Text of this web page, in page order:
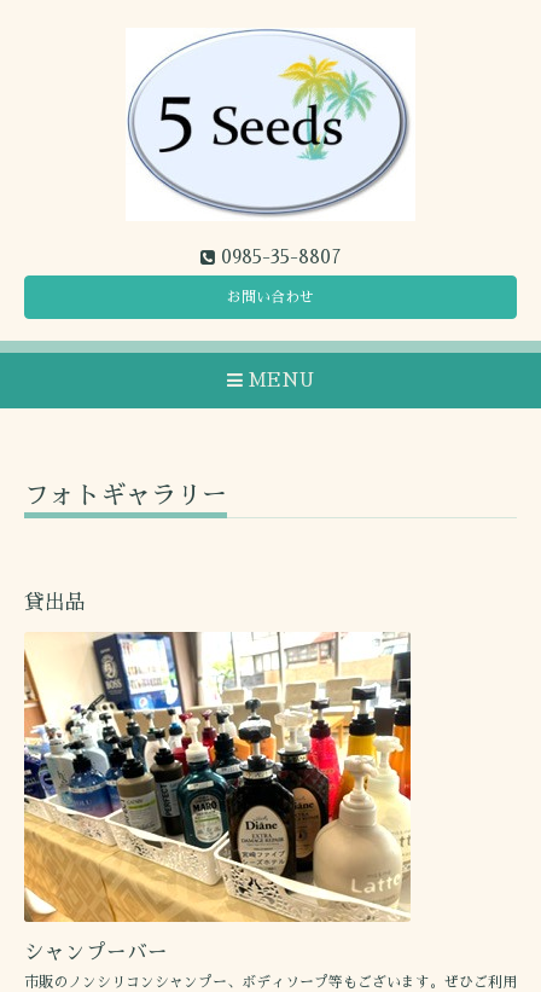
0985-35-8807
お問い合わせ
MENU
フォトギャラリー
貸出品
シャンプーバー
市販のノンシリコンシャンプー、ボディソープ等もございます。ぜひご利用